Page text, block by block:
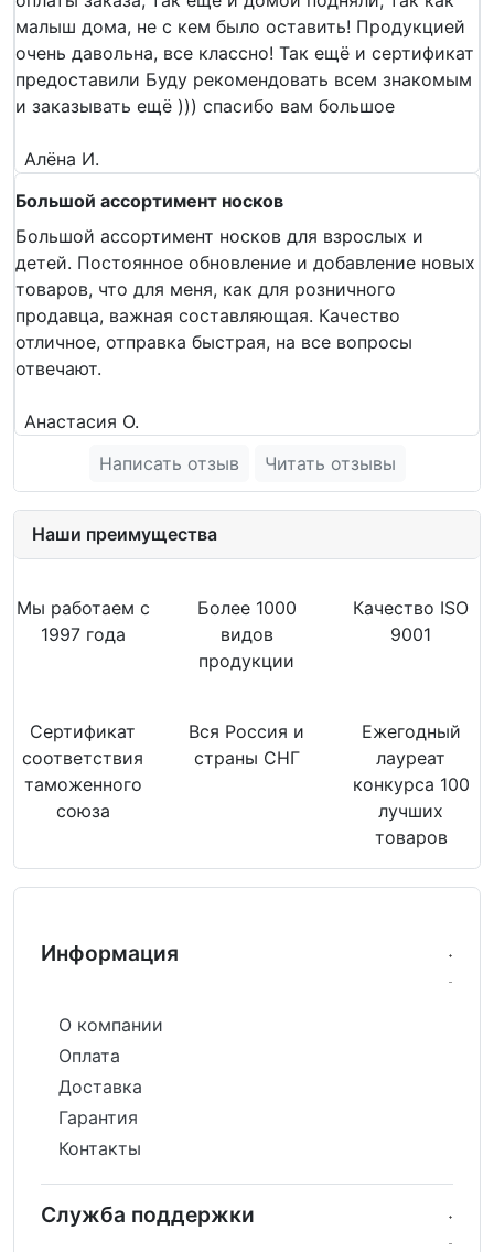
малыш дома, не с кем было оставить! Продукцией
очень давольна, все классно! Так ещё и сертификат
предоставили Буду рекомендовать всем знакомым
и заказывать ещё ))) спасибо вам большое
Алёна И.
Большой ассортимент носков
Большой ассортимент носков для взрослых и
детей. Постоянное обновление и добавление новых
товаров, что для меня, как для розничного
продавца, важная составляющая. Качество
отличное, отправка быстрая, на все вопросы
отвечают.
Анастасия О.
Написать отзыв
Читать отзывы
Наши преимущества
Мы работаем с
1997 года
Более 1000
видов
продукции
Качество ISO
9001
Сертификат
соответствия
таможенного
союза
Вся Россия и
страны СНГ
Ежегодный
лауреат
конкурса 100
лучших
товаров
Информация
О компании
Оплата
Доставка
Гарантия
Контакты
Служба поддержки